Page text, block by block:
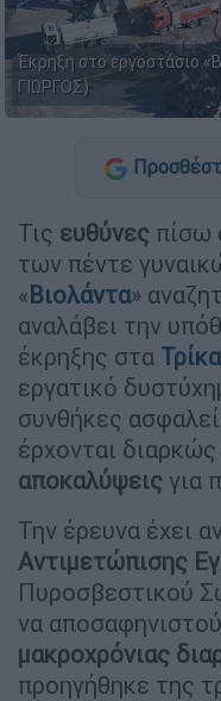
Έκρηξη στο εργοστάσιο
ΓΙΩΡΓΟΣ)
Τις ευθύνες πίσω
των πέντε
«Βιολάντα»
αναλάβει την
έκρηξης στα
εργατικό
συνθήκες
έρχονται
αποκαλύψεις για
Την έρευνα έχει
Αντιμετώπισης
Πυροσβεστικού
να
μακροχρόνιας
προηγήθηκε της